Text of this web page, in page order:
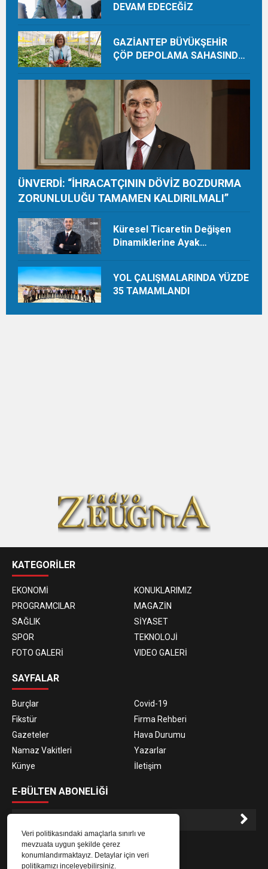
Veri politikasındaki amaçlarla sınırlı ve
mevzuata uygun şekilde çerez
konumlandırmaktayız. Detaylar için veri
politikamızı inceleyebilirsiniz.
DEVAM EDECEĞİZ
GAZİANTEP BÜYÜKŞEHİR
ÇÖP DEPOLAMA SAHASINDA
TON HASAT YAPIYOR
ÜNVERDİ: “İHRACATÇININ DÖVİZ BOZDURMA
ZORUNLULUĞU TAMAMEN KALDIRILMALI”
Küresel Ticaretin Değişen
Dinamiklerine Ayak
YOL ÇALIŞMALARINDA YÜZDE
35 TAMAMLANDI
KATEGORİLER
EKONOMİ
KONUKLARIMIZ
PROGRAMCILAR
MAGAZİN
SAĞLIK
SİYASET
SPOR
TEKNOLOJİ
FOTO GALERİ
VIDEO GALERİ
SAYFALAR
Burçlar
Covid-19
Fikstür
Firma Rehberi
Gazeteler
Hava Durumu
Namaz Vakitleri
Yazarlar
Künye
İletişim
E-BÜLTEN ABONELİĞİ
E-Bülten aboneliği ile haberlere daha hızlı erişin.